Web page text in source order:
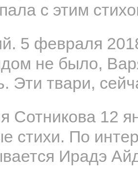
с этим
5 февраля
не было,
Эти твари,
Сотникова 12
стихи. По
Ирадэ